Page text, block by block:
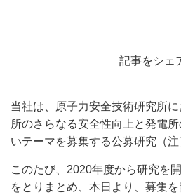
記事をシェ
当社は、原子力安全技術研究所
所のさらなる安全性向上と発電
いテーマを募集する公募研究（注
このたび、2020年度から研究を
をとりまとめ、本日より、募集を